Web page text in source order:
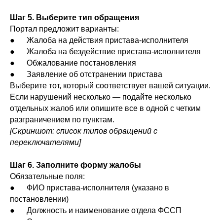
Шаг 5. Выберите тип обращения
Портал предложит варианты:
● Жалоба на действия пристава-исполнителя
● Жалоба на бездействие пристава-исполнителя
● Обжалование постановления
● Заявление об отстранении пристава
Выберите тот, который соответствует вашей ситуации.
Если нарушений несколько — подайте несколько
отдельных жалоб или опишите все в одной с четким
разграничением по пунктам.
[Скриншот: список типов обращений с
переключателями]
Шаг 6. Заполните форму жалобы
Обязательные поля:
● ФИО пристава-исполнителя (указано в
постановлении)
● Должность и наименование отдела ФССП